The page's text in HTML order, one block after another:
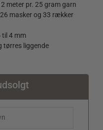
meter pr. 25 gram garn
masker og 33 rækker
til 4 mm
tørres liggende